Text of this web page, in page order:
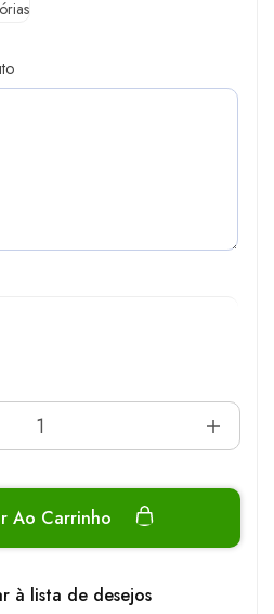
Ao Carrinho
à lista de desejos